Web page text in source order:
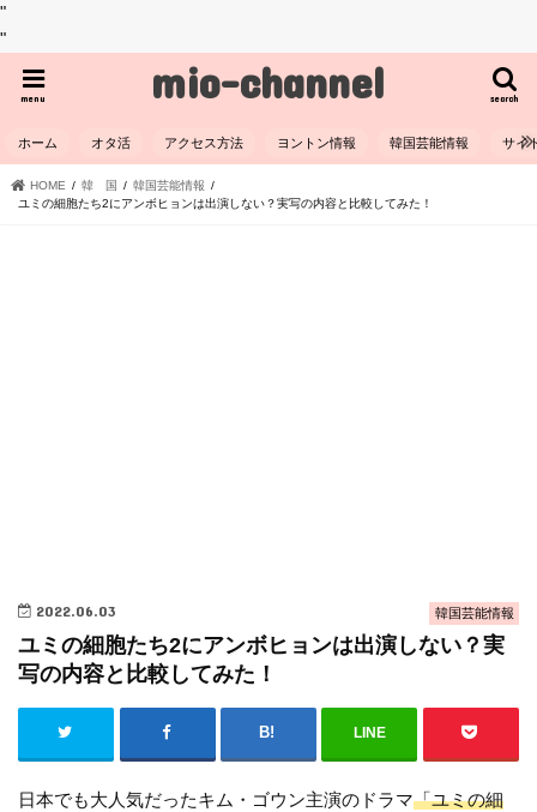
"
"
mio-channel search
menu
ホーム オタ活 アクセス方法 ヨントン情報 韓国芸能情報 サイ
HOME 韓 国
韓国芸能情報
ユミの細胞たち2にアンボヒョンは出演しない？実写の内容と比較してみた！
韓国芸能情報
2022.06.03
ユミの細胞たち2にアンボヒョンは出演しない？実
写の内容と比較してみた！
LINE
日本でも大人気だったキム・ゴウン主演のドラマ「ユミの細